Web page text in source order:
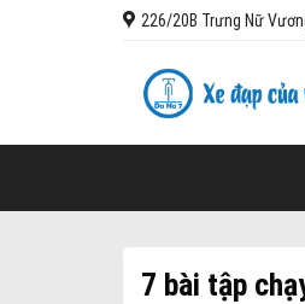
226/20B Trưng Nữ
7 bài tập